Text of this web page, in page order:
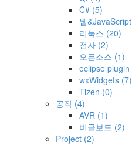
C# (5)
웹&JavaScript
리눅스 (20)
전자 (2)
오픈소스 (1)
eclipse plugin
wxWidgets (7)
Tizen (0)
공작 (4)
AVR (1)
비글보드 (2)
Project (2)